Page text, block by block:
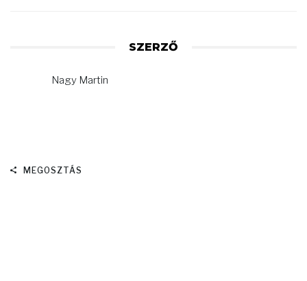
SZERZŐ
Nagy Martin
MEGOSZTÁS